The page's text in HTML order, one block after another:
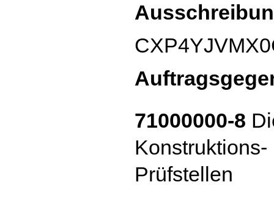
71000000-8
Prüfstellen